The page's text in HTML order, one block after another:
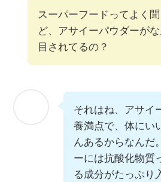
スーパーフードってよく
ど、アサイーパウダーが
目されてるの？
それはね、アサイ
養満点で、体にい
んあるからなんだ
ーには抗酸化物質
る成分がたっぷり